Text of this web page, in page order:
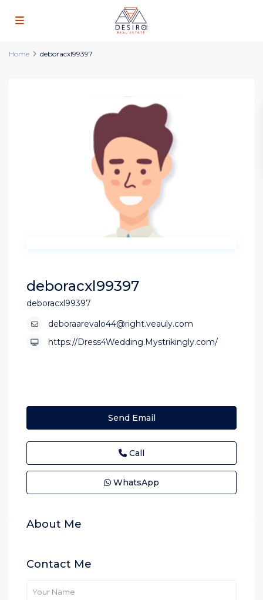
Home deboracxl99397
deboracxl99397
deboracxl99397
deboraarevalo44@right.veauly.com
https://Dress4Wedding.Mystrikingly.com/
Send Email
Call
WhatsApp
About Me
Contact Me